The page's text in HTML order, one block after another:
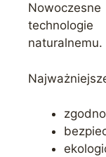
naturalnemu.